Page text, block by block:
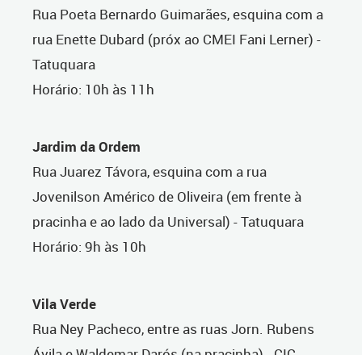
Rua Poeta Bernardo Guimarães, esquina com a
rua Enette Dubard (próx ao CMEI Fani Lerner) -
Tatuquara
Horário: 10h às 11h
Jardim da Ordem
Rua Juarez Távora, esquina com a rua
Jovenilson Américo de Oliveira (em frente à
pracinha e ao lado da Universal) - Tatuquara
Horário: 9h às 10h
Vila Verde
Rua Ney Pacheco, entre as ruas Jorn. Rubens